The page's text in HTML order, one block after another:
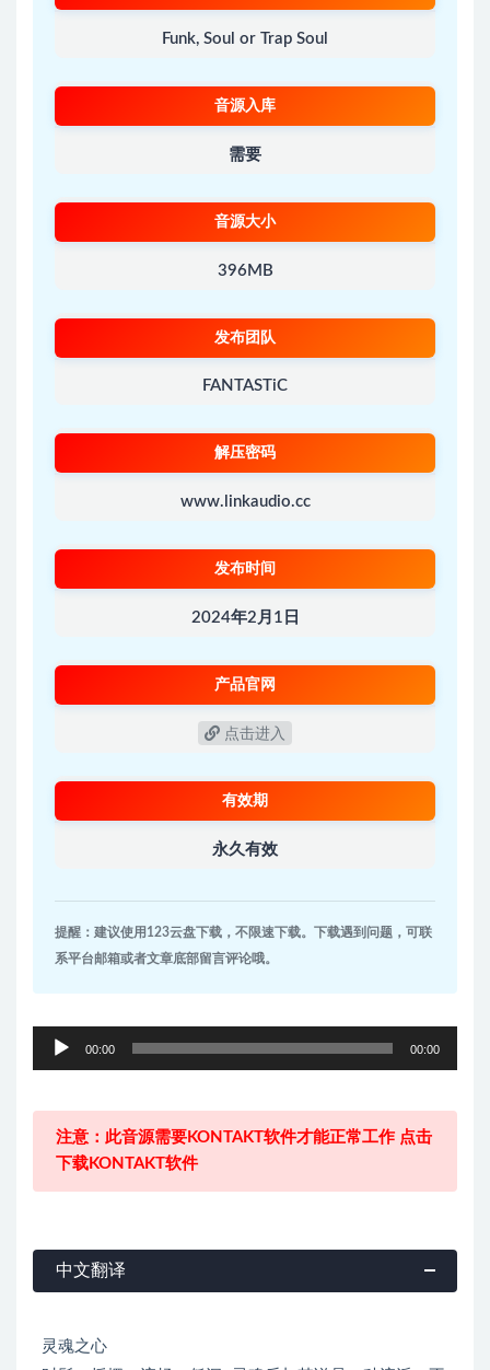
Funk, Soul or Trap Soul
音源入库
需要
音源大小
396MB
发布团队
FANTASTiC
解压密码
www.linkaudio.cc
发布时间
2024年2月1日
产品官网
点击进入
有效期
永久有效
提醒：建议使用123云盘下载，不限速下载。下载遇到问题，可联
系平台邮箱或者文章底部留言评论哦。
放
00:00 00:00
注意：此音源需要KONTAKT软件才能正常工作 点击
下载KONTAKT软件
中文翻译
灵魂之心